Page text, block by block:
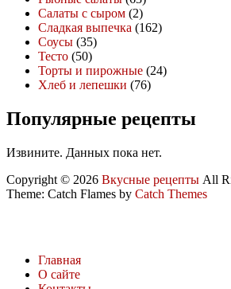
Салаты с сыром (2)
Сладкая выпечка (162)
Соусы (35)
Тесто (50)
Торты и пирожные (24)
Хлеб и лепешки (76)
Популярные рецепты
Извините. Данных пока нет.
Copyright © 2026 Вкусные рецепты All
Theme: Catch Flames by Catch Themes
Главная
О сайте